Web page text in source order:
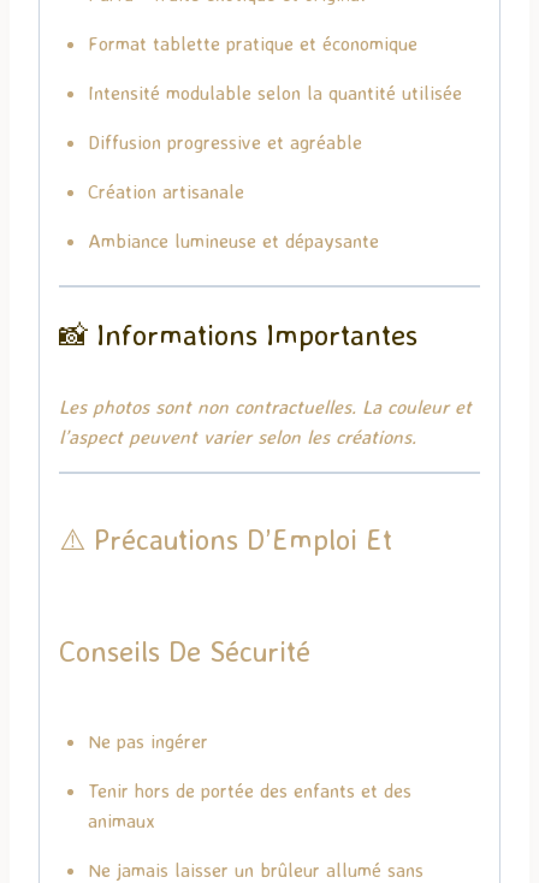
Format tablette pratique et économique
Intensité modulable selon la quantité utilisée
Diffusion progressive et agréable
Création artisanale
Ambiance lumineuse et dépaysante
📸 Informations Importantes
Les photos sont non contractuelles. La couleur et
l’aspect peuvent varier selon les créations.
⚠️ Précautions D’Emploi Et
Conseils De Sécurité
Ne pas ingérer
Tenir hors de portée des enfants et des
animaux
Ne jamais laisser un brûleur allumé sans